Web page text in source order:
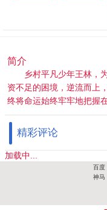
简介
乡村平凡少年王林，为
资不足的困境，逆流而上
终将命运始终牢牢地把握
精彩评论
加载中...
百度
神马